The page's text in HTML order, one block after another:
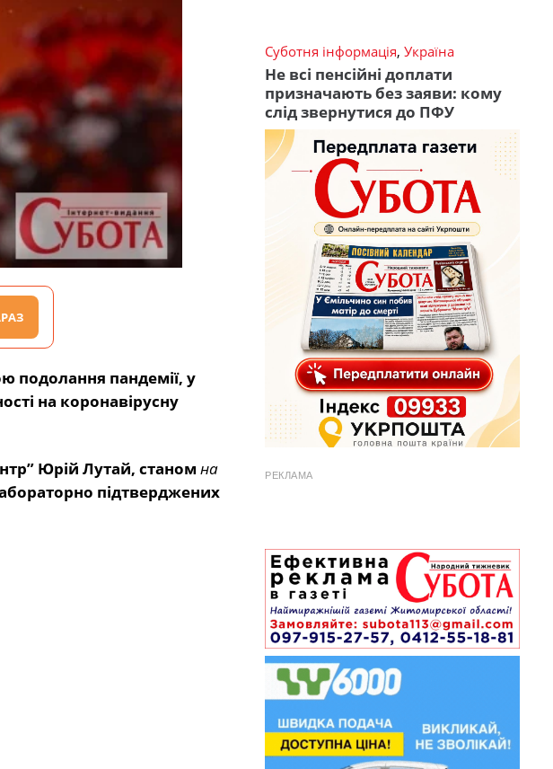
подолання пандемії, у
на коронавірусну
Юрій Лутай, станом на
підтверджених
Суботня інформація, Україна
Не всі пенсійні доплати
призначають без заяви: кому
слід звернутися до ПФУ
РЕКЛАМА